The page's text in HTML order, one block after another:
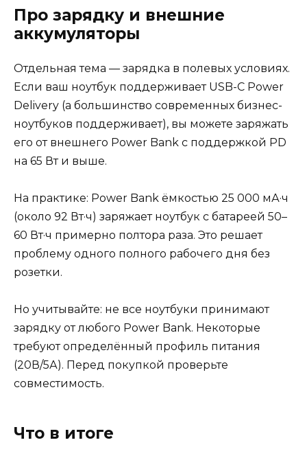
Про зарядку и внешние
аккумуляторы
Отдельная тема — зарядка в полевых условиях.
Если ваш ноутбук поддерживает USB-C Power
Delivery (а большинство современных бизнес-
ноутбуков поддерживает), вы можете заряжать
его от внешнего Power Bank с поддержкой PD
на 65 Вт и выше.
На практике: Power Bank ёмкостью 25 000 мА·ч
(около 92 Вт·ч) заряжает ноутбук с батареей 50–
60 Вт·ч примерно полтора раза. Это решает
проблему одного полного рабочего дня без
розетки.
Но учитывайте: не все ноутбуки принимают
зарядку от любого Power Bank. Некоторые
требуют определённый профиль питания
(20В/5А). Перед покупкой проверьте
совместимость.
Что в итоге